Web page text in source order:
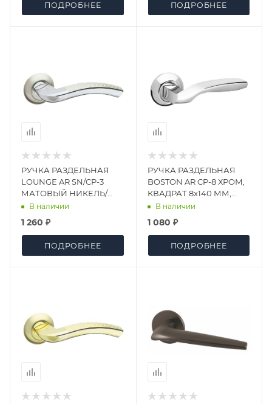
ПОДРОБНЕЕ ПОДРОБНЕЕ
РУЧКА РАЗДЕЛЬНАЯ
LOUNGE AR SN/CP-3
МАТОВЫЙ НИКЕЛЬ/
ХРОМ, КВАДРАТ 8x130
В наличии
1 260 ₽
ПОДРОБНЕЕ
РУЧКА РАЗДЕЛЬНАЯ
BOSTON AR CP-8 ХРОМ,
КВАДРАТ 8x140 ММ,
СТЯЖКИ M4 (10*50*50)
В наличии
1 080 ₽
ПОДРОБНЕЕ